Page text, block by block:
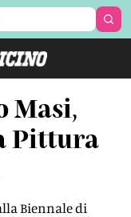
Masi,
Pittura
Biennale di